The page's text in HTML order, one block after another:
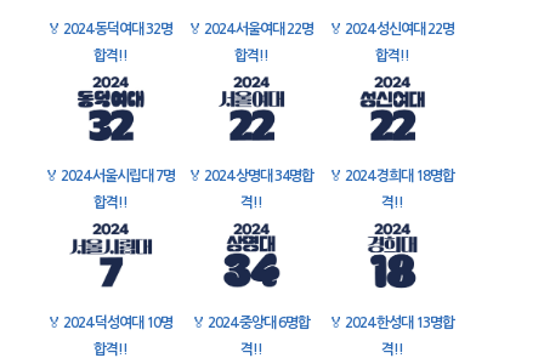
🏅 2024 동덕여대 32명
합격!!
🏅 2024 서울여대 22명
합격!!
🏅 2024 성신여대 22명
합격!!
🏅 2024 서울시립대 7명
합격!!
🏅 2024 상명대 34명합
격!!
🏅 2024 경희대 18명합
격!!
🏅 2024 덕성여대 10명
합격!!
🏅 2024 중앙대 6명합
격!!
🏅 2024 한성대 13명합
격!!